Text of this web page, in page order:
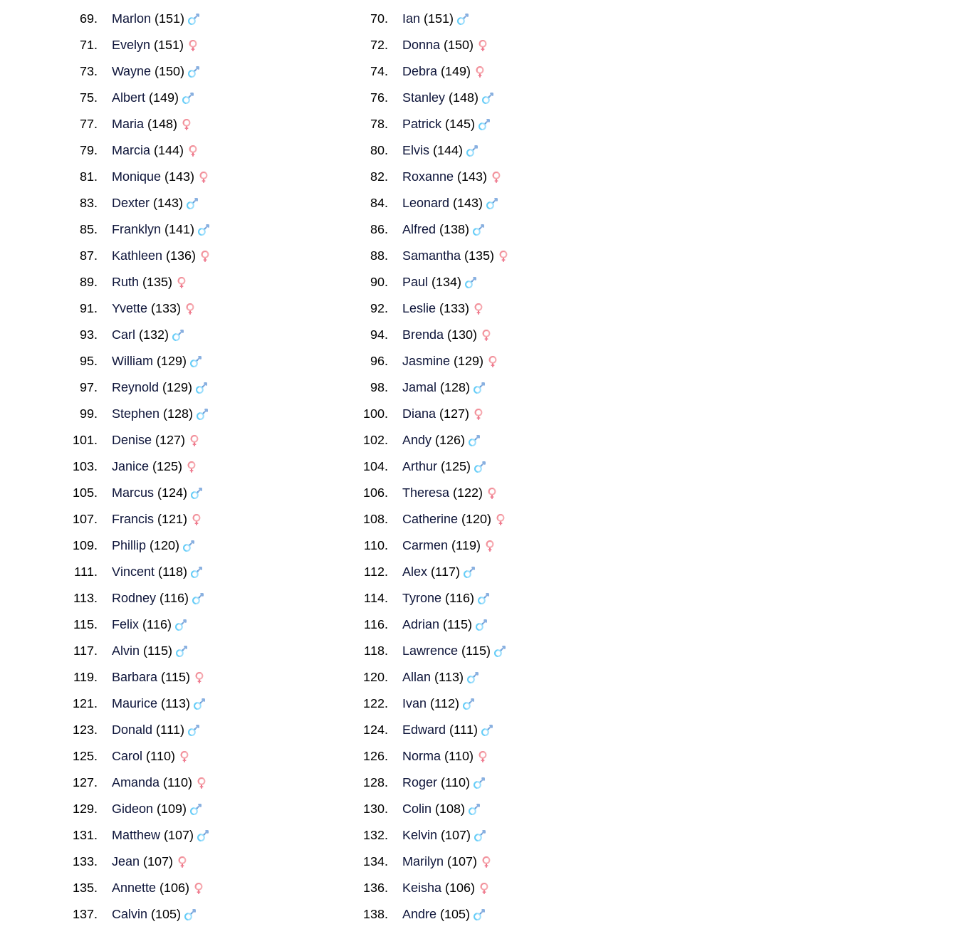
Marlon (151) Ian (151)
Evelyn (151) Donna(150)
Wayne (150) Debra(149)
Albert (149) Stanley(148)
Maria (148) Patrick(145)
Marcia (144) Elvis(144)
Monique (143) Roxanne(143)
Dexter (143) Leonard (143)
Franklyn (141) Alfred (138)
Kathleen (136) Samantha(135)
Ruth (135) Paul (134)
Yvette (133) Leslie(133)
Carl (132) Brenda(130)
William (129) Jasmine(129)
Reynold (129) Jamal (128)
Stephen (128) Diana(127)
Denise (127) Andy(126)
Janice (125) Arthur(125)
Marcus (124) Theresa(122)
Francis (121) Catherine(120)
Phillip (120) Carmen (119)
Vincent (118) Alex(117)
Rodney (116) Tyrone(116)
Felix (116) Adrian (115)
Alvin (115) Lawrence(115)
Barbara (115) Allan (113)
Maurice (113) Ivan (112)
Donald (111) Edward (111)
Carol (110) Norma(110)
Amanda (110) Roger(110)
Gideon (109) Colin (108)
Matthew (107) Kelvin (107)
Jean (107) Marilyn (107)
Annette (106) Keisha(106)
Calvin (105) Andre(105)